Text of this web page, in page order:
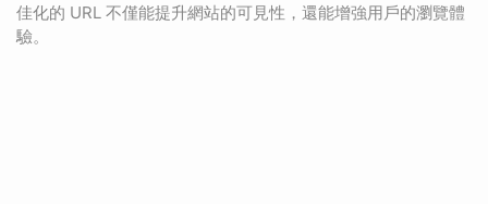
佳化的 URL 不僅能提升網站的可見性，還能增強用戶的瀏覽體
驗。